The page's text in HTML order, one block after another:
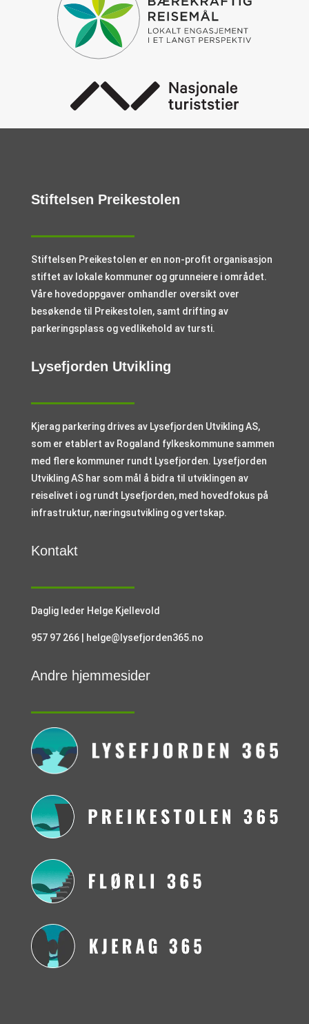
Stiftelsen Preikestolen
Stiftelsen Preikestolen er en non-profit organisasjon
stiftet av lokale kommuner og grunneiere i området.
Våre hovedoppgaver omhandler oversikt over
besøkende til Preikestolen, samt drifting av
parkeringsplass og vedlikehold av tursti.
Lysefjorden Utvikling
Kjerag parkering drives av Lysefjorden Utvikling AS,
som er etablert av Rogaland fylkeskommune sammen
med flere kommuner rundt Lysefjorden. Lysefjorden
Utvikling AS har som mål å bidra til utviklingen av
reiselivet i og rundt Lysefjorden, med hovedfokus på
infrastruktur, næringsutvikling og vertskap.
Kontakt
Daglig leder Helge Kjellevold
957 97 266 | helge@lysefjorden365.no
Andre hjemmesider